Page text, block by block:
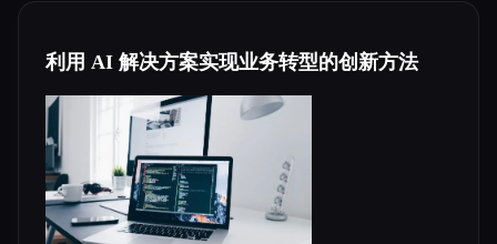
利用 AI 解决方案实现业务转型的创新方法